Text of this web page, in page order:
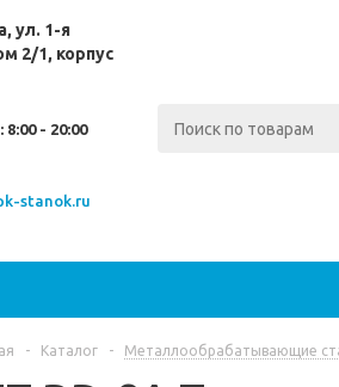
ул. 1-я
2/1, корпус
8:00 - 20:00
stanok.ru
- Каталог - Металлообрабатывающие